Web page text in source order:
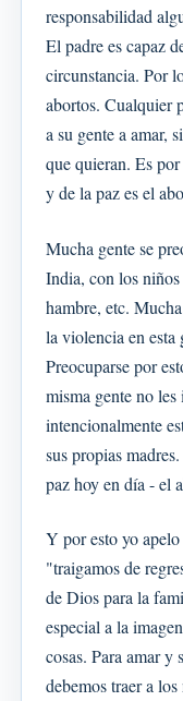
responsabilidad
El padre es capaz
circunstancia. Por
abortos. Cualquier
a su gente a amar,
que quieran. Es
y de la paz es el
Mucha gente se
India, con los
hambre, etc.
la violencia en esta
Preocuparse por
misma gente no
intencionalmente
sus propias
paz hoy en día - el
Y por esto yo
"traigamos de
de Dios para la
especial a la
cosas. Para amar y
debemos traer a